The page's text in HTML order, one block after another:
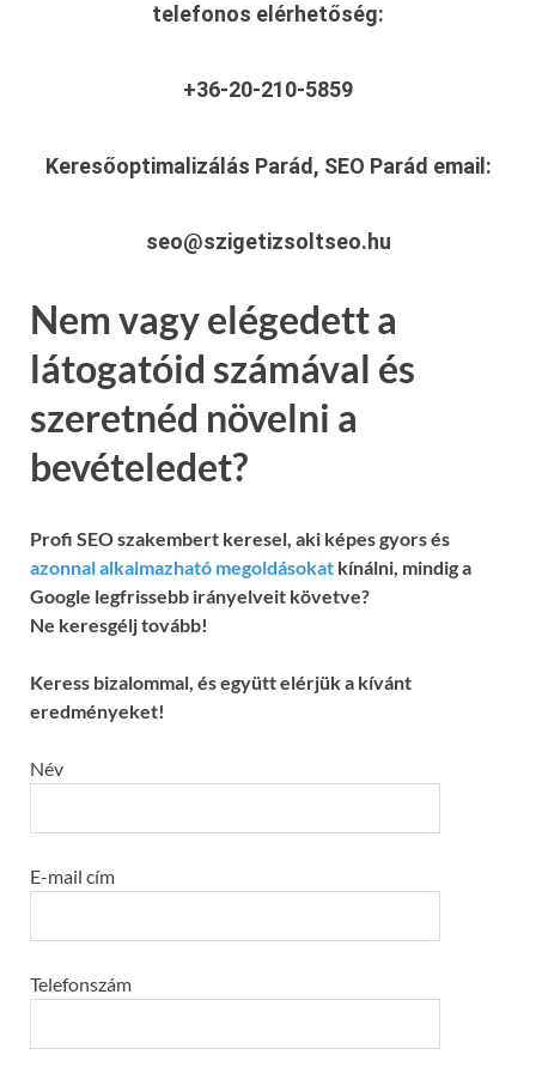
telefonos elérhetőség:
+36-20-210-5859
Keresőoptimalizálás Parád, SEO Parád email:
seo@szigetizsoltseo.hu
Nem vagy elégedett a
látogatóid számával és
szeretnéd növelni a
bevételedet?
Profi SEO szakembert keresel, aki képes gyors és
azonnal alkalmazható megoldásokat kínálni, mindig a
Google legfrissebb irányelveit követve?
Ne keresgélj tovább!
Keress bizalommal, és együtt elérjük a kívánt
eredményeket!
Név
E-mail cím
Telefonszám